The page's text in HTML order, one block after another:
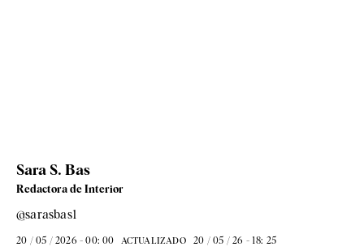
Sara S. Bas
Redactora de Interior
@sarasbas1
20 / 05 / 2026 - 00: 00 ACTUALIZADO 20 / 05 / 26 - 18: 25